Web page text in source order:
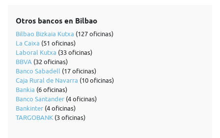
Otros bancos en Bilbao
Bilbao Bizkaia Kutxa (127 oficinas)
La Caixa (51 oficinas)
Laboral Kutxa (33 oficinas)
BBVA (32 oficinas)
Banco Sabadell (17 oficinas)
Caja Rural de Navarra (10 oficinas)
Bankia (6 oficinas)
Banco Santander (4 oficinas)
Bankinter (4 oficinas)
TARGOBANK (3 oficinas)